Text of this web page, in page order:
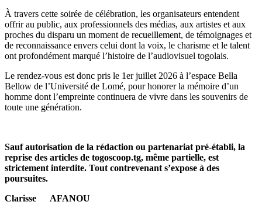
À travers cette soirée de célébration, les organisateurs entendent
offrir au public, aux professionnels des médias, aux artistes et aux
proches du disparu un moment de recueillement, de témoignages et
de reconnaissance envers celui dont la voix, le charisme et le talent
ont profondément marqué l’histoire de l’audiovisuel togolais.
Le rendez-vous est donc pris le 1er juillet 2026 à l’espace Bella
Bellow de l’Université de Lomé, pour honorer la mémoire d’un
homme dont l’empreinte continuera de vivre dans les souvenirs de
toute une génération.
Sauf autorisation de la rédaction ou partenariat pré-établi, la
reprise des articles de togoscoop.tg, même partielle, est
strictement interdite. Tout contrevenant s’expose à des
poursuites.
Clarisse AFANOU